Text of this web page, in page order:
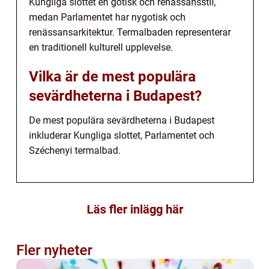
medan Parlamentet har nygotisk och
renässansarkitektur. Termalbaden representerar
en traditionell kulturell upplevelse.
Vilka är de mest populära
sevärdheterna i Budapest?
De mest populära sevärdheterna i Budapest
inkluderar Kungliga slottet, Parlamentet och
Széchenyi termalbad.
Läs fler inlägg här
Fler nyheter